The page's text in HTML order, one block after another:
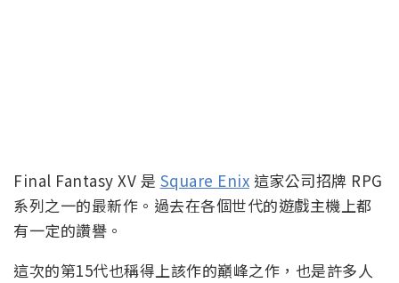
Final Fantasy XV 是 Square Enix 這家公司招牌 RPG
系列之一的最新作。過去在各個世代的遊戲主機上都
有一定的讚譽。
這次的第15代也稱得上該作的巔峰之作，也是許多人